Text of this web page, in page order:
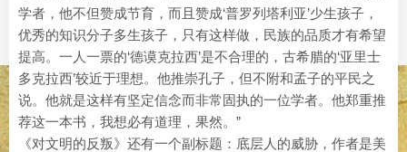
学者，他不但赞成节育，而且赞成‘普罗列塔利亚’少生孩子，
优秀的知识分子多生孩子，只有这样做，民族的品质才有希望
提高。一人一票的‘德谟克拉西’是不合理的，古希腊的‘亚里士
多克拉西’较近于理想。他推崇孔子，但不附和孟子的平民之
说。他就是这样有坚定信念而非常固执的一位学者。他郑重推
荐这一本书，我想必有道理，果然。”
《对文明的反叛》还有一个副标题：底层人的威胁，作者是美